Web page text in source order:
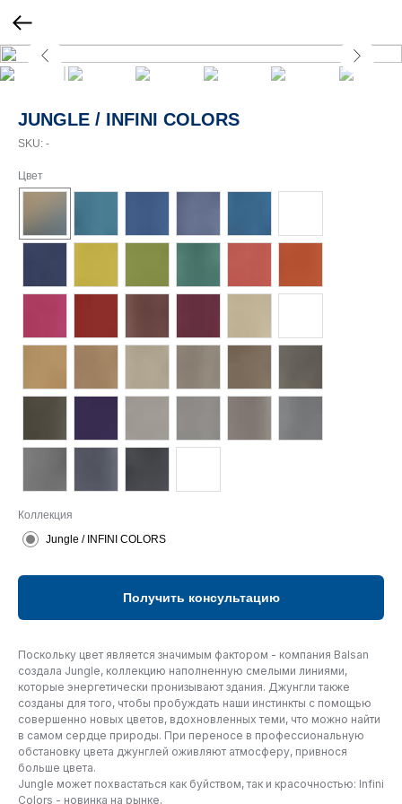
JUNGLE / INFINI COLORS
SKU: -
Цвет
Коллекция
Jungle / INFINI COLORS
Получить консультацию
Поскольку цвет является значимым фактором - компания Balsan
создала Jungle, коллекцию наполненную смелыми линиями,
которые энергетически пронизывают здания. Джунгли также
созданы для того, чтобы пробуждать наши инстинкты с помощью
совершенно новых цветов, вдохновленных теми, что можно найти
в самом сердце природы. При переносе в профессиональную
обстановку цвета джунглей оживляют атмосферу, привнося
больше цвета.
Jungle может похвастаться как буйством, так и красочностью: Infini
Colors - новинка на рынке.